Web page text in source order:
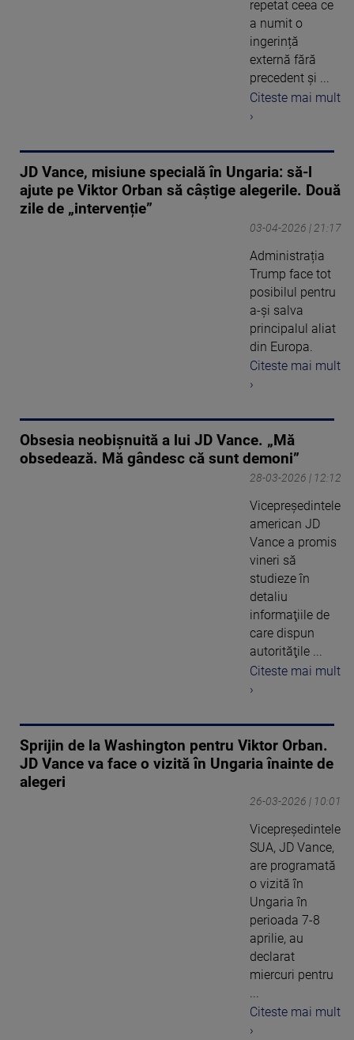
repetat ceea ce
a numit o
ingerință
externă fără
precedent și ...
Citeste mai mult
›
JD Vance, misiune specială în Ungaria: să-l
ajute pe Viktor Orban să câștige alegerile. Două
zile de „intervenție”
03-04-2026 | 21:17
Administrația
Trump face tot
posibilul pentru
a-și salva
principalul aliat
din Europa.
Citeste mai mult
›
Obsesia neobișnuită a lui JD Vance. „Mă
obsedează. Mă gândesc că sunt demoni”
28-03-2026 | 12:12
Vicepreşedintele
american JD
Vance a promis
vineri să
studieze în
detaliu
informaţiile de
care dispun
autorităţile ...
Citeste mai mult
›
Sprijin de la Washington pentru Viktor Orban.
JD Vance va face o vizită în Ungaria înainte de
alegeri
26-03-2026 | 10:01
Vicepreşedintele
SUA, JD Vance,
are programată
o vizită în
Ungaria în
perioada 7-8
aprilie, au
declarat
miercuri pentru
...
Citeste mai mult
›